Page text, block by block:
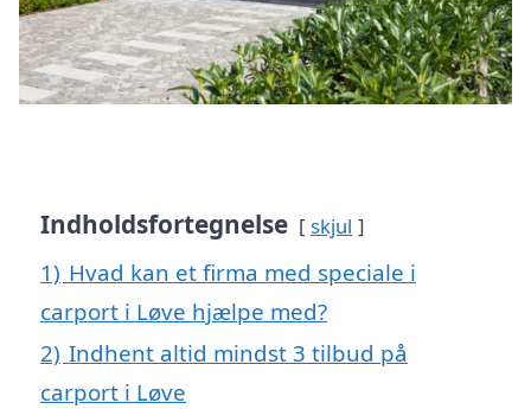
Indholdsfortegnelse skjul
1) Hvad kan et firma med speciale i
carport i Løve hjælpe med?
2) Indhent altid mindst 3 tilbud på
carport i Løve